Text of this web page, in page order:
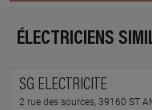
ÉLECTRICIENS
SG ELECTRICITE
2 rue des sources, 39160 ST